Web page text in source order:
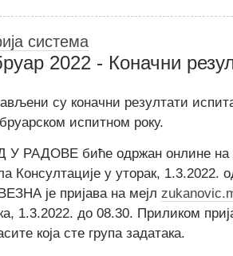
система
2022 - Коначни
су коначни резултати
испитном року.
У РАДОВЕ биће одржан онлине на
Консултације у уторак, 1.3.2022.
је пријава на мејл
1.3.2022. до 08.30. Приликом
која сте група задатака.